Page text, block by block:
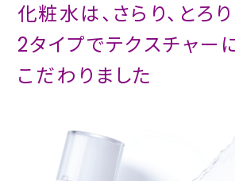
化粧水は、さらり、とろ
2タイプでテクスチャー
こだわりました